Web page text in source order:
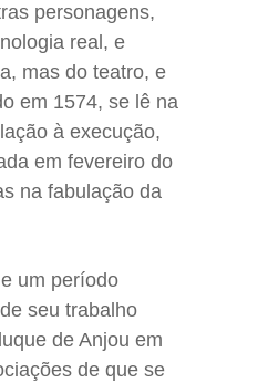
personagens,
real, e
mas do teatro, e
em 1574, se lê na
à execução,
em fevereiro do
na fabulação da
um período
seu trabalho
de Anjou em
de que se